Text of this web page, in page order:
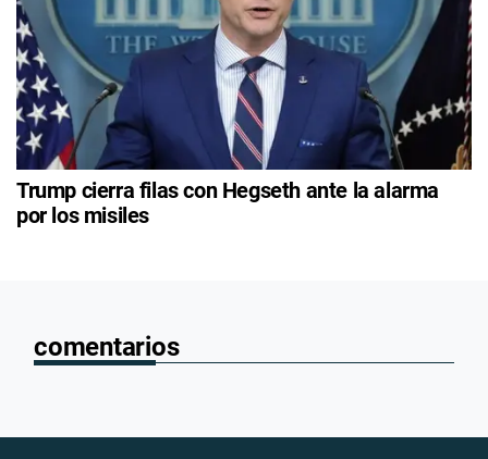
Trump cierra filas con Hegseth ante la alarma
por los misiles
comentarios